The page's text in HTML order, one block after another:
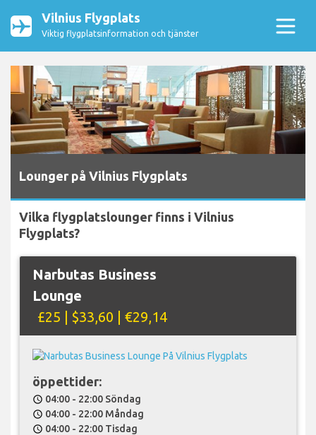
Vilnius Flygplats
Viktig flygplatsinformation och tjänster
Lounger på Vilnius Flygplats
Vilka flygplatslounger finns i Vilnius
Flygplats?
Narbutas Business
Lounge
£25 | $33,60 | €29,14
öppettider:
schedule 04:00 - 22:00 Söndag
schedule 04:00 - 22:00 Måndag
schedule 04:00 - 22:00 Tisdag